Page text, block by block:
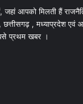
जहां आपको मिलती हैं
छत्तीसगढ़ , मध्याप्रदेश एवं
प्रथम खबर ।